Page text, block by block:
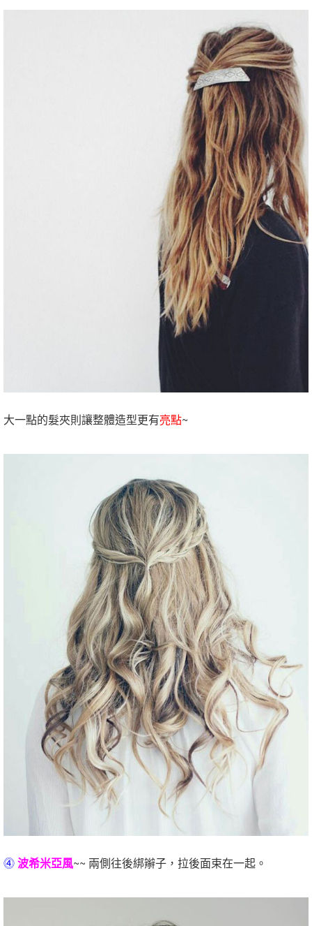
大一點的髮夾則讓整體造型更有亮點~
⓸波希米亞風~~ 兩側往後綁辮子，拉後面束在一起。